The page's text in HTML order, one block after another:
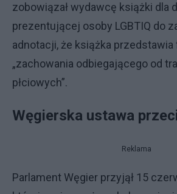
zobowiązał wydawcę książki dla
prezentującej osoby LGBTIQ do
adnotacji, że książka przedstawia
„zachowania odbiegającego od
płciowych”.
Węgierska ustawa
Reklama
Parlament Węgier przyjął 15